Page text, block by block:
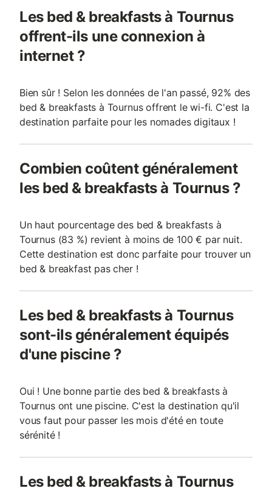
Les bed & breakfasts à Tournus
offrent-ils une connexion à
internet ?
Bien sûr ! Selon les données de l'an passé, 92% des
bed & breakfasts à Tournus offrent le wi-fi. C'est la
destination parfaite pour les nomades digitaux !
Combien coûtent généralement
les bed & breakfasts à Tournus ?
Un haut pourcentage des bed & breakfasts à
Tournus (83 %) revient à moins de 100 € par nuit.
Cette destination est donc parfaite pour trouver un
bed & breakfast pas cher !
Les bed & breakfasts à Tournus
sont-ils généralement équipés
d'une piscine ?
Oui ! Une bonne partie des bed & breakfasts à
Tournus ont une piscine. C'est la destination qu'il
vous faut pour passer les mois d'été en toute
sérénité !
Les bed & breakfasts à Tournus